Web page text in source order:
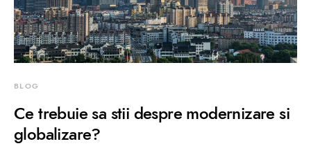
BLOG
Ce trebuie sa stii despre modernizare si
globalizare?